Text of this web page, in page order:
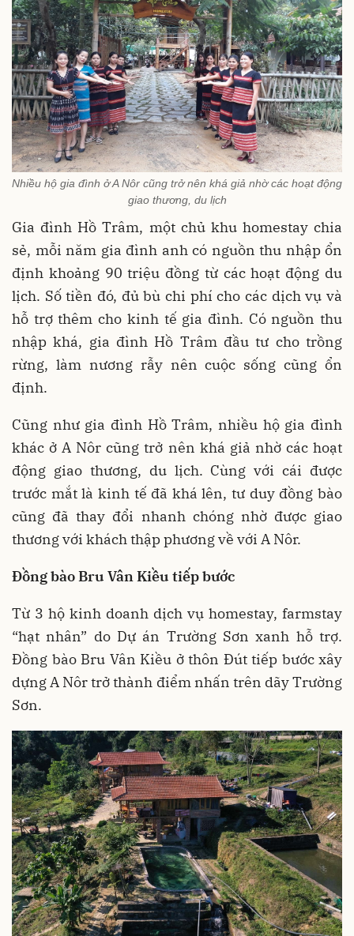
Nhiều hộ gia đình ở A Nôr cũng trở nên khá giả nhờ các hoạt động
giao thương, du lịch
Gia đình Hồ Trâm, một chủ khu homestay chia
sẻ, mỗi năm gia đình anh có nguồn thu nhập ổn
định khoảng 90 triệu đồng từ các hoạt động du
lịch. Số tiền đó, đủ bù chi phí cho các dịch vụ và
hỗ trợ thêm cho kinh tế gia đình. Có nguồn thu
nhập khá, gia đình Hồ Trâm đầu tư cho trồng
rừng, làm nương rẫy nên cuộc sống cũng ổn
định.
Cũng như gia đình Hồ Trâm, nhiều hộ gia đình
khác ở A Nôr cũng trở nên khá giả nhờ các hoạt
động giao thương, du lịch. Cùng với cái được
trước mắt là kinh tế đã khá lên, tư duy đồng bào
cũng đã thay đổi nhanh chóng nhờ được giao
thương với khách thập phương về với A Nôr.
Đồng bào Bru Vân Kiều tiếp bước
Từ 3 hộ kinh doanh dịch vụ homestay, farmstay
“hạt nhân” do Dự án Trường Sơn xanh hỗ trợ.
Đồng bào Bru Vân Kiều ở thôn Đút tiếp bước xây
dựng A Nôr trở thành điểm nhấn trên dãy Trường
Sơn.